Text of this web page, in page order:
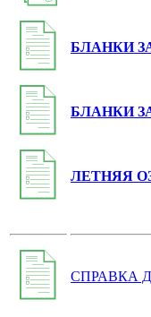
БЛАНКИ
БЛАНКИ
ЛЕТНЯЯ
СПРАВКА